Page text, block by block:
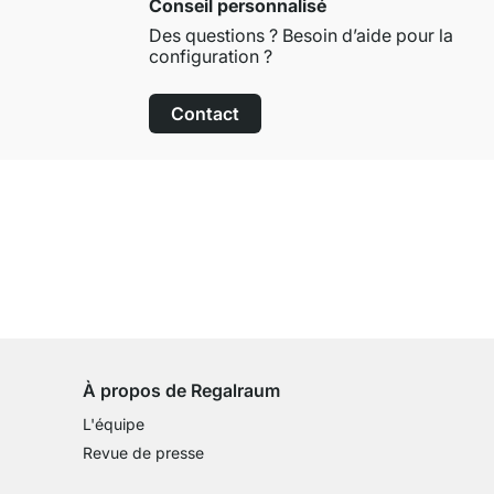
Conseil personnalisé
Des questions ? Besoin d’aide pour la
configuration ?
Contact
À propos de Regalraum
L'équipe
Revue de presse